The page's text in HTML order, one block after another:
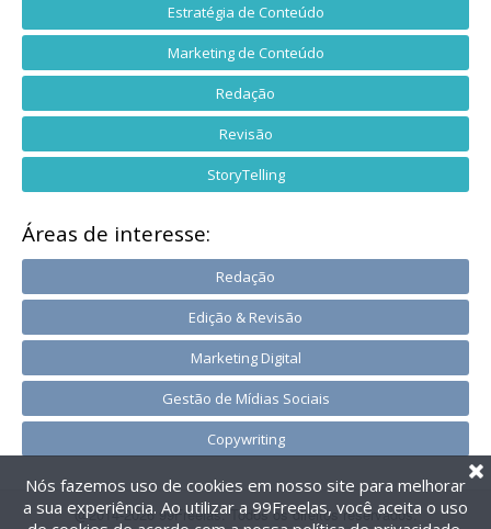
Estratégia de Conteúdo
Marketing de Conteúdo
Redação
Revisão
StoryTelling
Áreas de interesse:
Redação
Edição & Revisão
Marketing Digital
Gestão de Mídias Sociais
Copywriting
@2014-2026 99Freelas. Todos os direitos reservados.
Nós fazemos uso de cookies em nosso site para melhorar
a sua experiência. Ao utilizar a 99Freelas, você aceita o uso